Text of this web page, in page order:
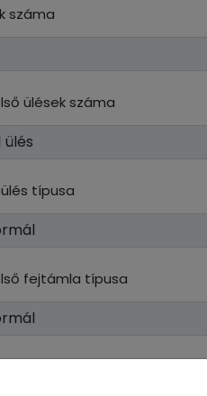
száma
ülések száma
ülés típusa
fejtámla típusa